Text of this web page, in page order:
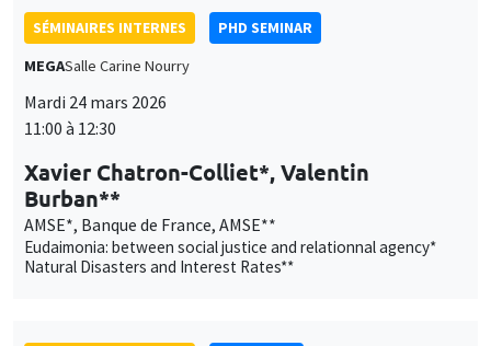
SÉMINAIRES INTERNES
PHD SEMINAR
MEGASalle Carine Nourry
Mardi 24 mars 2026
11:00 à 12:30
Xavier Chatron-Colliet*, Valentin
Burban**
AMSE*, Banque de France, AMSE**
Eudaimonia: between social justice and relationnal agency*
Natural Disasters and Interest Rates**